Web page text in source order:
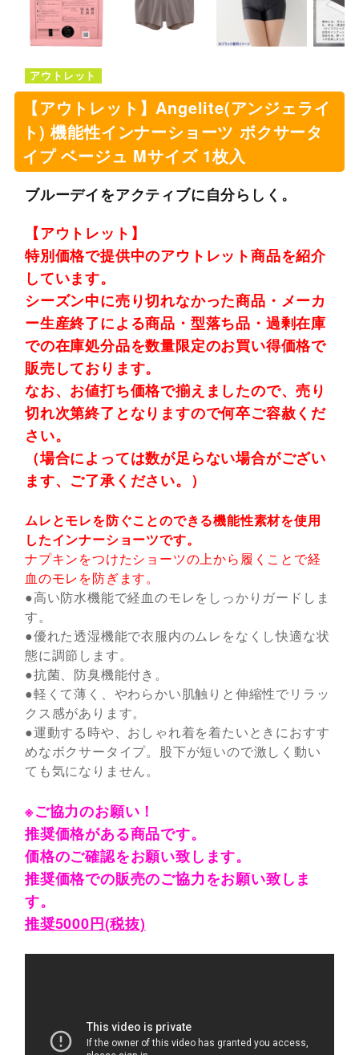
アウトレット
【アウトレット】Angelite(アンジェライ
ト) 機能性インナーショーツ ボクサータ
イプ ベージュ Mサイズ 1枚入
ブルーデイをアクティブに自分らしく。
【アウトレット】
特別価格で提供中のアウトレット商品を紹介
しています。
シーズン中に売り切れなかった商品・メーカ
ー生産終了による商品・型落ち品・過剰在庫
での在庫処分品を数量限定のお買い得価格で
販売しております。
なお、お値打ち価格で揃えましたので、売り
切れ次第終了となりますので何卒ご容赦くだ
さい。
（場合によっては数が足らない場合がござい
ます、ご了承ください。）
ムレとモレを防ぐことのできる機能性素材を使用
したインナーショーツです。
ナプキンをつけたショーツの上から履くことで経
血のモレを防ぎます。
●高い防水機能で経血のモレをしっかりガードしま
す。
●優れた透湿機能で衣服内のムレをなくし快適な状
態に調節します。
●抗菌、防臭機能付き。
●軽くて薄く、やわらかい肌触りと伸縮性でリラッ
クス感があります。
●運動する時や、おしゃれ着を着たいときにおすす
めなボクサータイプ。股下が短いので激しく動い
ても気になりません。
※ご協力のお願い！
推奨価格がある商品です。
価格のご確認をお願い致します。
推奨価格での販売のご協力をお願い致しま
す。
推奨5000円(税抜)